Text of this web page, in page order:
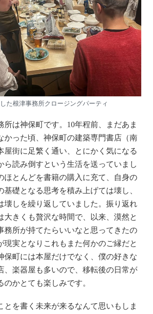
た根津事務所クロージングパーティ
所は神保町です。10年程前、まだあま
かった頃、神保町の建築専門書店（南
屋街に足繁く通い、とにかく気になる
ら読み倒すという生活を送っていまし
ほとんどを書籍の購入に充て、自身の
基礎となる思考を積み上げては壊し、
壊しを繰り返していました。振り返れ
大きくも贅沢な時間で、以来、漠然と
務所が持てたらいいなと思ってきたの
現実となりこれもまた何かのご縁だと
保町には本屋だけでなく、僕の好きな
、楽器屋も多いので、移転後の日常が
のかとても楽しみです。
とを書く未来が来るなんて思いもしま